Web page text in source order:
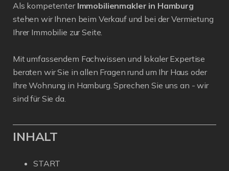
Als kompetenter Immobilienmakler in Hamburg
stehen wir Ihnen beim Verkauf und bei der Vermietung
Ihrer Immobilie zur Seite.
Mit umfassendem Fachwissen und lokaler Expertise
beraten wir Sie in allen Fragen rund um Ihr Haus oder
Ihre Wohnung in Hamburg. Sprechen Sie uns an - wir
sind für Sie da.
INHALT
START